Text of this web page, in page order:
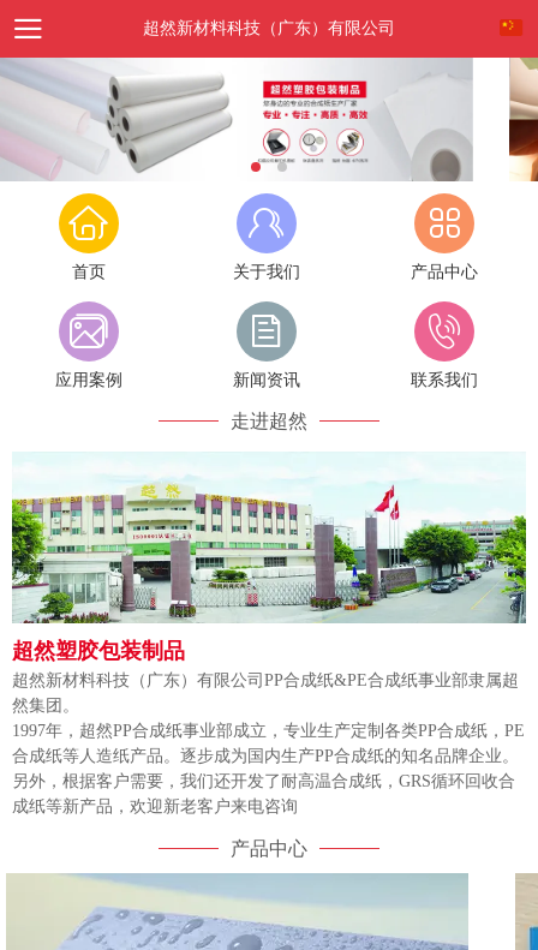
超然新材料科技（广东）有限公司
首页 关于我们 产品中心
应用案例 新闻资讯 联系我们
走进超然
超然塑胶包装制品
超然新材料科技（广东）有限公司PP合成纸&PE合成纸事业部隶属超
然集团。
1997年，超然PP合成纸事业部成立，专业生产定制各类PP合成纸，PE
合成纸等人造纸产品。逐步成为国内生产PP合成纸的知名品牌企业。
另外，根据客户需要，我们还开发了耐高温合成纸，GRS循环回收合
成纸等新产品，欢迎新老客户来电咨询
产品中心